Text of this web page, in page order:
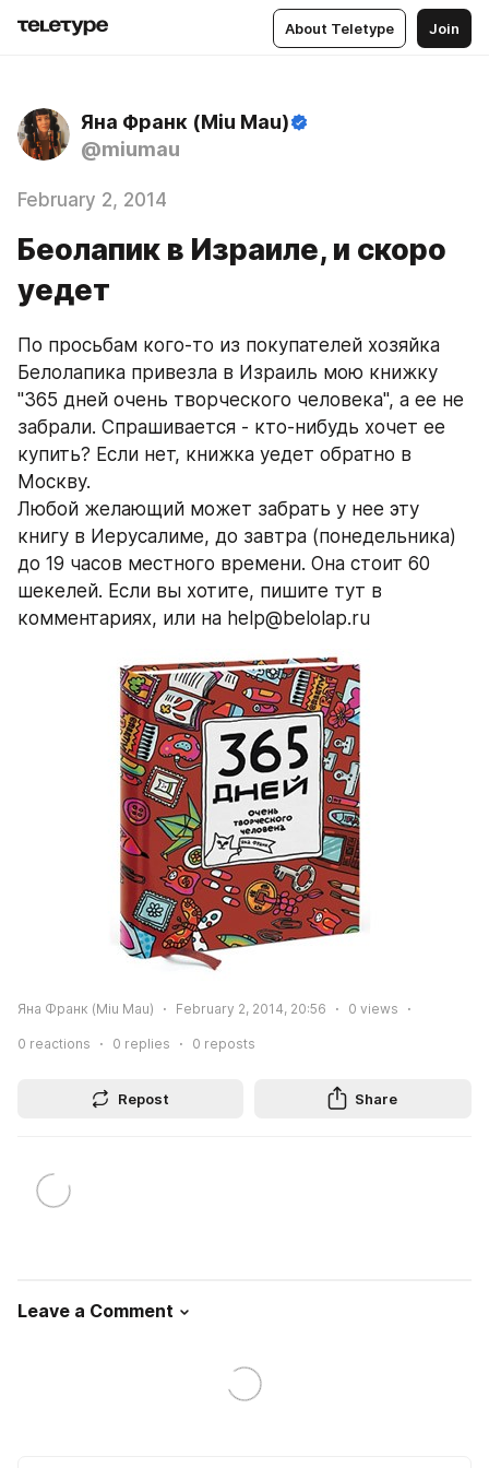
About Teletype Join
Яна Франк (Miu Mau)
@miumau
February 2, 2014
Беолапик в Израиле, и скоро
уедет
По просьбам кого-то из покупателей хозяйка
Белолапика привезла в Израиль мою книжку
"365 дней очень творческого человека", а ее не
забрали. Спрашивается - кто-нибудь хочет ее
купить? Если нет, книжка уедет обратно в
Москву.
Любой желающий может забрать у нее эту
книгу в Иерусалиме, до завтра (понедельника)
до 19 часов местного времени. Она стоит 60
шекелей. Если вы хотите, пишите тут в
комментариях, или на help@belolap.ru
Яна Франк (Miu Mau) February 2, 2014, 20:56 0 views
0 reactions 0 replies 0 reposts
Repost Share
Leave a Comment